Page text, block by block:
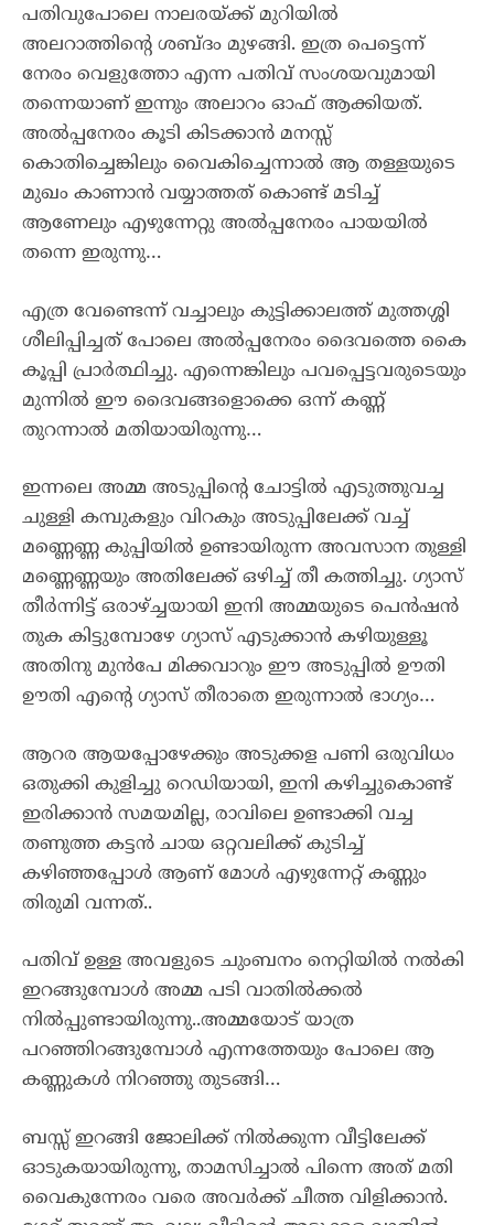
പതിവുപോലെ നാലരയ്ക്ക് മുറിയിൽ
അലറാത്തിന്റെ ശബ്ദം മുഴങ്ങി. ഇത്ര പെട്ടെന്ന്
നേരം വെളുത്തോ എന്ന പതിവ് സംശയവുമായി
തന്നെയാണ് ഇന്നും അലാറം ഓഫ് ആക്കിയത്.
അൽപ്പനേരം കൂടി കിടക്കാൻ മനസ്സ്
കൊതിച്ചെങ്കിലും വൈകിച്ചെന്നാൽ ആ തള്ളയുടെ
മുഖം കാണാൻ വയ്യാത്തത് കൊണ്ട് മടിച്ച്
ആണേലും എഴുന്നേറ്റു അൽപ്പനേരം പായയിൽ
തന്നെ ഇരുന്നു…
എത്ര വേണ്ടെന്ന് വച്ചാലും കുട്ടിക്കാലത്ത് മുത്തശ്ശി
ശീലിപ്പിച്ചത് പോലെ അൽപ്പനേരം ദൈവത്തെ കൈ
കൂപ്പി പ്രാർത്ഥിച്ചു. എന്നെങ്കിലും പവപ്പെട്ടവരുടെയും
മുന്നിൽ ഈ ദൈവങ്ങളൊക്കെ ഒന്ന് കണ്ണ്
തുറന്നാൽ മതിയായിരുന്നു…
ഇന്നലെ അമ്മ അടുപ്പിന്റെ ചോട്ടിൽ എടുത്തുവച്ച
ചുള്ളി കമ്പുകളും വിറകും അടുപ്പിലേക്ക് വച്ച്
മണ്ണെണ്ണ കുപ്പിയിൽ ഉണ്ടായിരുന്ന അവസാന തുള്ളി
മണ്ണെണ്ണയും അതിലേക്ക് ഒഴിച്ച് തീ കത്തിച്ചു. ഗ്യാസ്
തീർന്നിട്ട് ഒരാഴ്ച്ചയായി ഇനി അമ്മയുടെ പെൻഷൻ
തുക കിട്ടുമ്പോഴേ ഗ്യാസ് എടുക്കാൻ കഴിയുള്ളൂ
അതിനു മുൻപേ മിക്കവാറും ഈ അടുപ്പിൽ ഊതി
ഊതി എന്റെ ഗ്യാസ് തീരാതെ ഇരുന്നാൽ ഭാഗ്യം…
ആറര ആയപ്പോഴേക്കും അടുക്കള പണി ഒരുവിധം
ഒതുക്കി കുളിച്ചു റെഡിയായി, ഇനി കഴിച്ചുകൊണ്ട്
ഇരിക്കാൻ സമയമില്ല, രാവിലെ ഉണ്ടാക്കി വച്ച
തണുത്ത കട്ടൻ ചായ ഒറ്റവലിക്ക് കുടിച്ച്
കഴിഞ്ഞപ്പോൾ ആണ് മോൾ എഴുന്നേറ്റ് കണ്ണും
തിരുമി വന്നത്..
പതിവ് ഉള്ള അവളുടെ ചുംബനം നെറ്റിയിൽ നൽകി
ഇറങ്ങുമ്പോൾ അമ്മ പടി വാതിൽക്കൽ
നിൽപ്പുണ്ടായിരുന്നു..അമ്മയോട് യാത്ര
പറഞ്ഞിറങ്ങുമ്പോൾ എന്നത്തേയും പോലെ ആ
കണ്ണുകൾ നിറഞ്ഞു തുടങ്ങി…
ബസ്സ് ഇറങ്ങി ജോലിക്ക് നിൽക്കുന്ന വീട്ടിലേക്ക്
ഓടുകയായിരുന്നു, താമസിച്ചാൽ പിന്നെ അത് മതി
വൈകുന്നേരം വരെ അവർക്ക് ചീത്ത വിളിക്കാൻ.